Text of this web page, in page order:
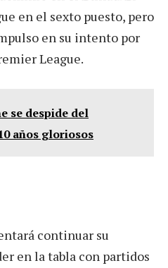
en el sexto puesto, pero
en su intento por
League.
se despide del
años gloriosos
continuar su
en la tabla con partidos